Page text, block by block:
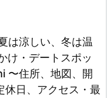
は涼しい、冬は温
け・デートスポッ
〜住所、地図、開
休日、アクセス・最